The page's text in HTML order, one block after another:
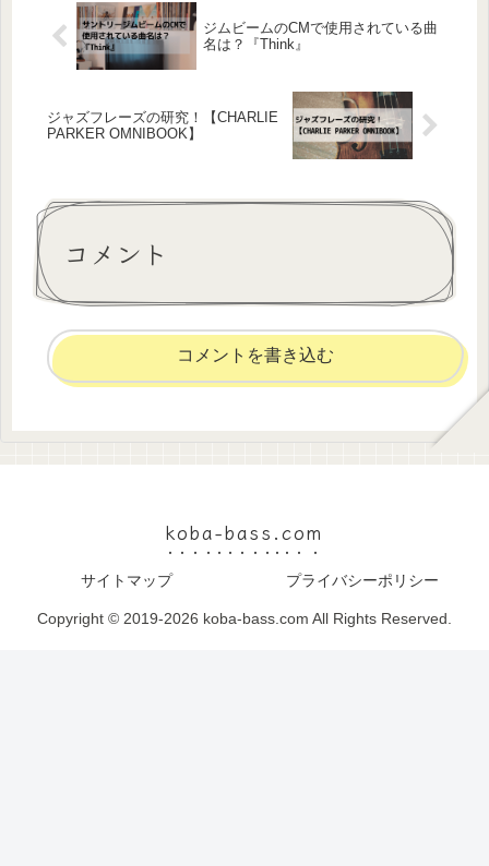
ジムビームのCMで使用されている曲
名は？『Think』
ジャズフレーズの研究！【CHARLIE
PARKER OMNIBOOK】
コメント
コメントを書き込む
koba-bass.com
サイトマップ プライバシーポリシー
Copyright © 2019-2026 koba-bass.com All Rights Reserved.